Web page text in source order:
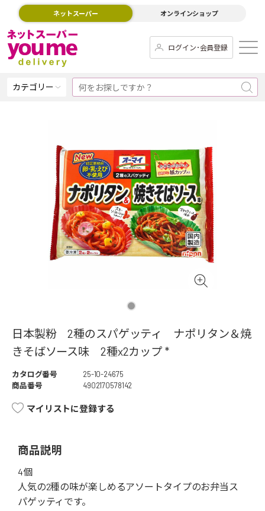
ネットスーパー オンラインショップ
ログイン･会員登録
カテゴリー
日本製粉 2種のスパゲッティ ナポリタン＆焼
きそばソース味 2種x2カップ *
カタログ番号
25-10-24675
商品番号
4902170578142
マイリストに登録する
商品説明
4個
人気の2種の味が楽しめるアソートタイプのお弁当ス
パゲッティです。